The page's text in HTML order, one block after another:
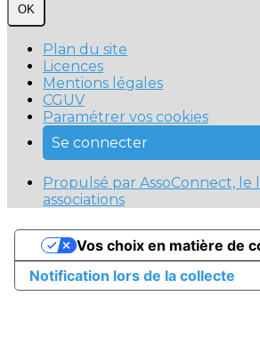
OK
Plan du site
Licences
Mentions légales
CGUV
Paramétrer vos cookies
Se connecter
Propulsé par AssoConnect, le
associations
Notification lors de la collecte
Vos choix en matière de